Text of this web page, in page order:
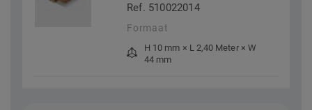
Ref. 510022014
Formaat
H 10 mm × L 2,40 Meter × W
44 mm